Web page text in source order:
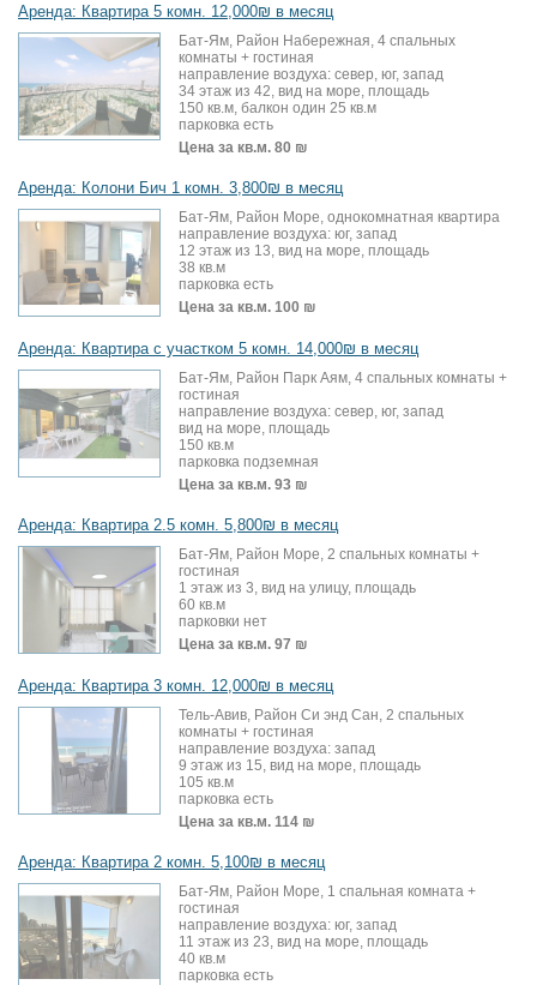
Аренда: Квартира 5 комн. 12,000₪ в месяц
Бат-Ям, Район Набережная, 4 спальных
комнаты + гостиная
направление воздуха: север, юг, запад
34 этаж из 42, вид на море, площадь
150 кв.м, балкон один 25 кв.м
парковка есть
Цена за кв.м. 80 ₪
Аренда: Колони Бич 1 комн. 3,800₪ в месяц
Бат-Ям, Район Море, однокомнатная квартира
направление воздуха: юг, запад
12 этаж из 13, вид на море, площадь
38 кв.м
парковка есть
Цена за кв.м. 100 ₪
Аренда: Квартира с участком 5 комн. 14,000₪ в месяц
Бат-Ям, Район Парк Аям, 4 спальных комнаты +
гостиная
направление воздуха: север, юг, запад
вид на море, площадь
150 кв.м
парковка подземная
Цена за кв.м. 93 ₪
Аренда: Квартира 2.5 комн. 5,800₪ в месяц
Бат-Ям, Район Море, 2 спальных комнаты +
гостиная
1 этаж из 3, вид на улицу, площадь
60 кв.м
парковки нет
Цена за кв.м. 97 ₪
Аренда: Квартира 3 комн. 12,000₪ в месяц
Тель-Авив, Район Си энд Сан, 2 спальных
комнаты + гостиная
направление воздуха: запад
9 этаж из 15, вид на море, площадь
105 кв.м
парковка есть
Цена за кв.м. 114 ₪
Аренда: Квартира 2 комн. 5,100₪ в месяц
Бат-Ям, Район Море, 1 спальная комната +
гостиная
направление воздуха: юг, запад
11 этаж из 23, вид на море, площадь
40 кв.м
парковка есть